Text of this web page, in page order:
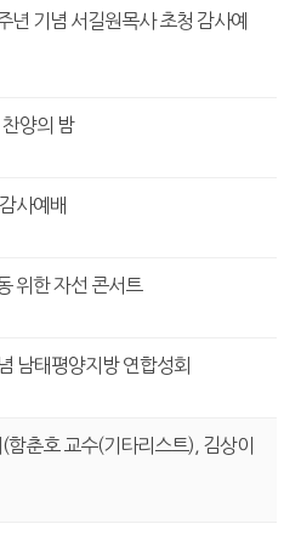
년 기념 서길원목사 초청 감사예
양의 밤
사예배
위한 자선 콘서트
남태평양지방 연합성회
춘호 교수(기타리스트), 김상이